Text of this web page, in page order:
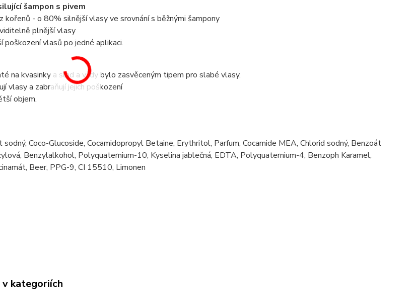
šampon s pivem
kořenů - o 80% silnější vlasy ve srovnání s běžnými šampony
plnější vlasy
poškození vlasů po jedné aplikaci.
na kvasinky a slad a vždy bylo zasvěceným tipem pro slabé vlasy.
vlasy a zabraňují jejich poškození
objem.
Coco-Glucoside, Cocamidopropyl Betaine, Erythritol, Parfum, Cocamide MEA, Chlorid sodný, Benzoát
Benzylalkohol, Polyquaternium-10, Kyselina jablečná, EDTA, Polyquaternium-4, Benzoph Karamel,
Beer, PPG-9, CI 15510, Limonen
v kategoriích